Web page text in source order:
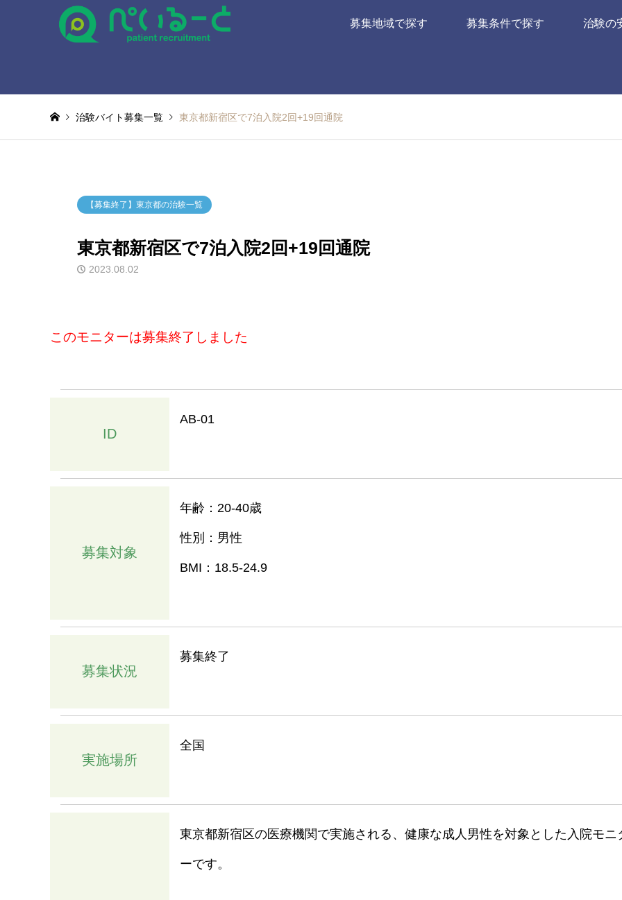
募集地域で探す 募集条件で探す 治験の
治験バイト募集一覧 東京都新宿区で7泊入院2回+19回通院
【募集終了】東京都の治験一覧
東京都新宿区で7泊入院2回+19回通院
2023.08.02
このモニターは募集終了しました
ID
AB-01
募集対象
年齢：20-40歳
性別：男性
BMI：18.5-24.9
募集状況
募集終了
実施場所
全国
東京都新宿区の医療機関で実施される、健康な成人男性を対象とした入院モニ
ーです。